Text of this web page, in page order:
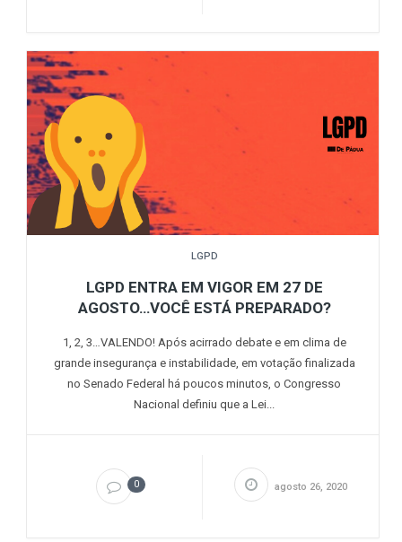
LGPD
LGPD ENTRA EM VIGOR EM 27 DE
AGOSTO…VOCÊ ESTÁ PREPARADO?
1, 2, 3…VALENDO! Após acirrado debate e em clima de
grande insegurança e instabilidade, em votação finalizada
no Senado Federal há poucos minutos, o Congresso
Nacional definiu que a Lei...
0 agosto 26, 2020